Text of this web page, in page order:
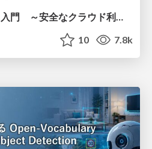
クラウドセキュリティ入門 ～安全なクラウド利用のための基礎知識～
10 7.8k